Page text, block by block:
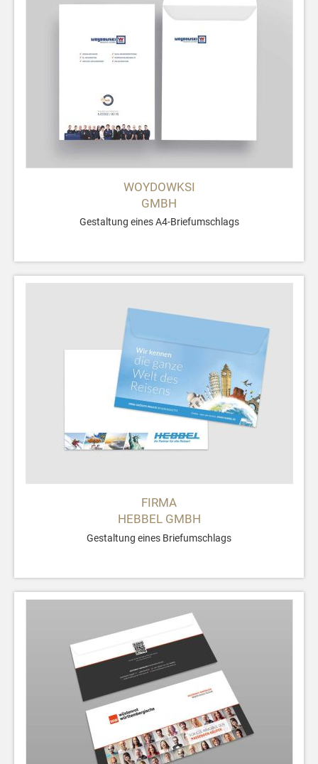
WOYDOWKSI
GMBH
Gestaltung eines A4-Briefumschlags
FIRMA
HEBBEL GMBH
Gestaltung eines Briefumschlags